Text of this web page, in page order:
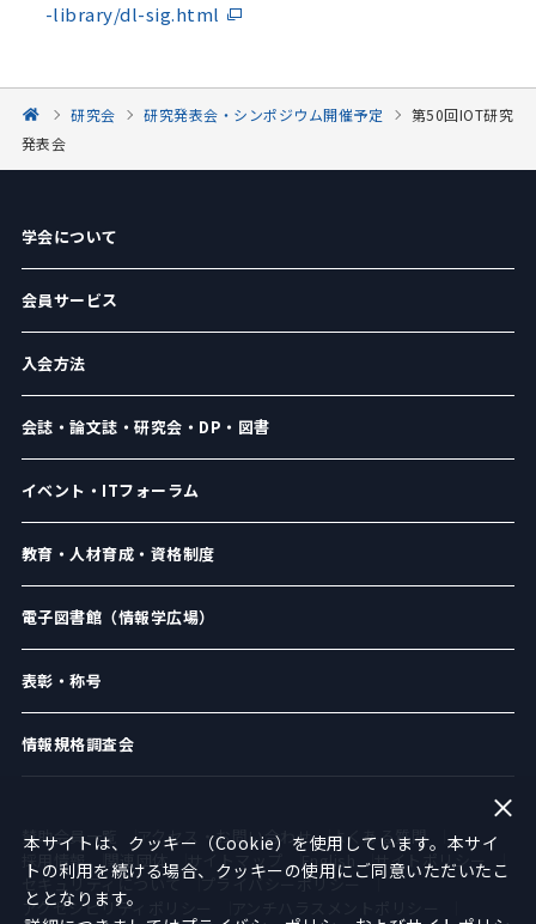
-library/dl-sig.html
研究会 研究発表会・シンポジウム開催予定
第50回IOT研究
発表会
学会について
会員サービス
入会方法
会誌・論文誌・研究会・DP・図書
イベント・ITフォーラム
教育・人材育成・資格制度
電子図書館（情報学広場）
表彰・称号
情報規格調査会
賛助会員一覧 アクセス・お問い合わせ
よくある質問
採用情報
関連団体 サイトマップ English
サイトポリシー
セキュリティについて
プライバシーポリシー
アクセシビリティポリシー
本サイトは、クッキー（Cookie）を使用しています。本サイ
トの利用を続ける場合、クッキーの使用にご同意いただいたこ
ととなります。